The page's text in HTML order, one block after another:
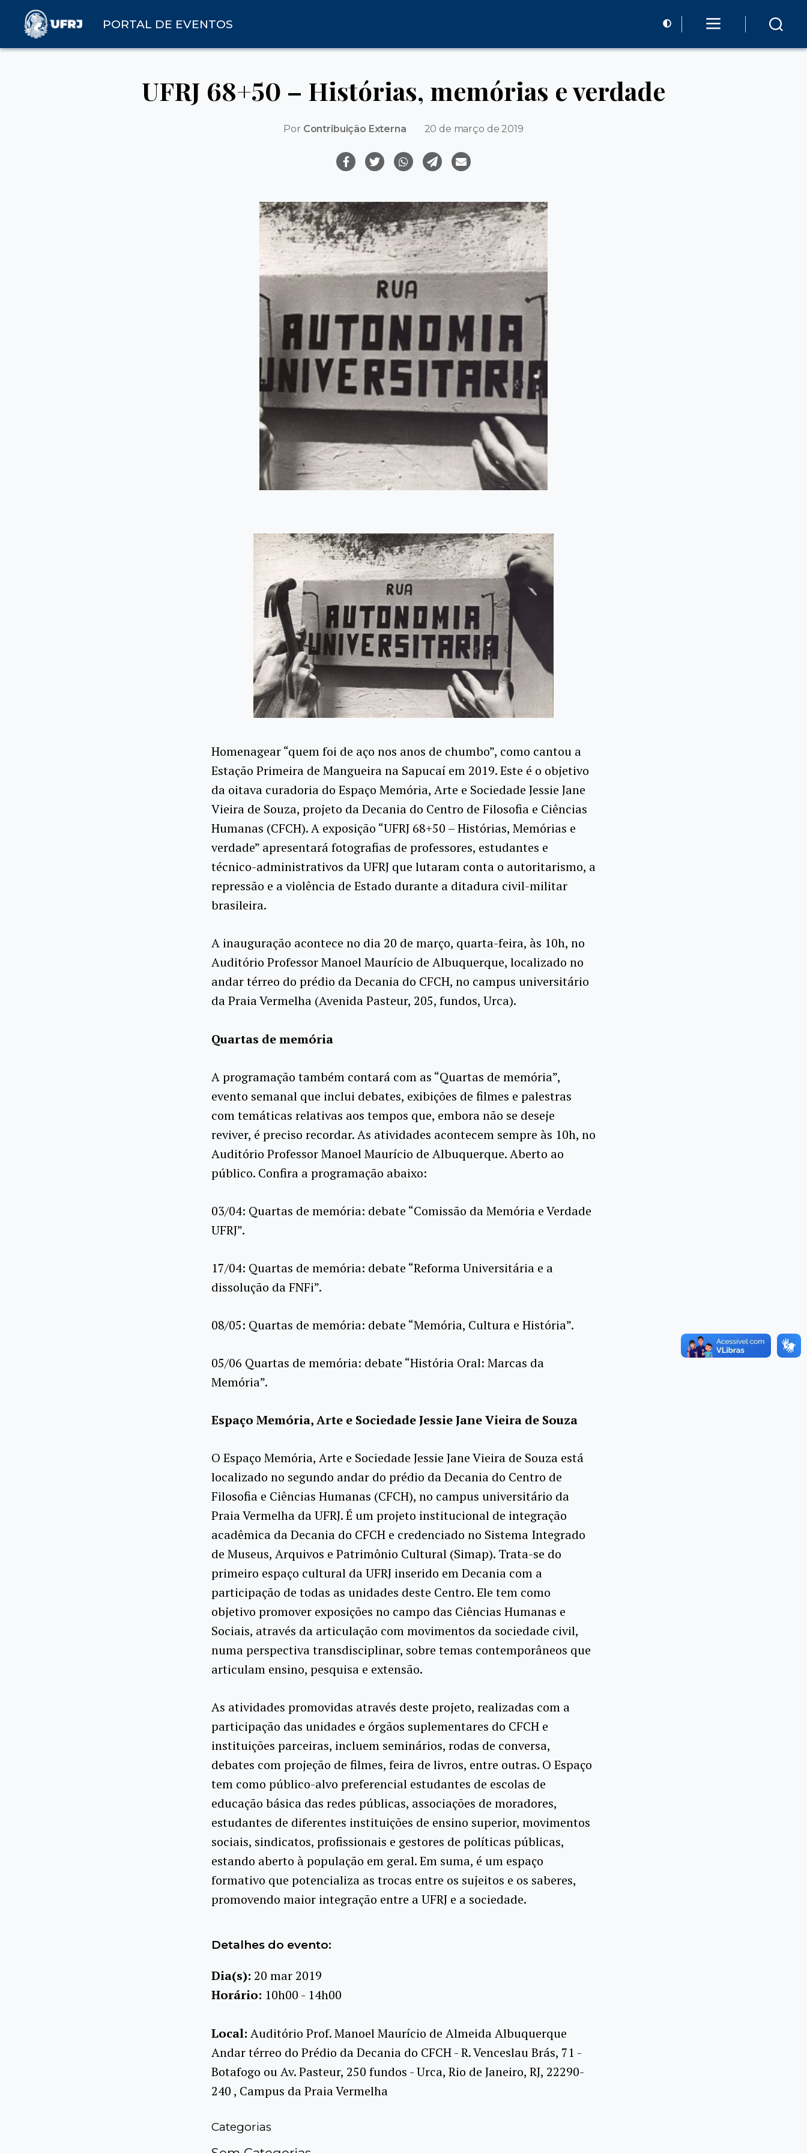
PORTAL DE EVENTOS
UFRJ 68+50 – Histórias, memórias e verdade
Por Contribuição Externa 20 de março de 2019
Homenagear “quem foi de aço nos anos de chumbo”, como cantou a
Estação Primeira de Mangueira na Sapucaí em 2019. Este é o objetivo
da oitava curadoria do Espaço Memória, Arte e Sociedade Jessie Jane
Vieira de Souza, projeto da Decania do Centro de Filosofia e Ciências
Humanas (CFCH). A exposição “UFRJ 68+50 – Histórias, Memórias e
verdade” apresentará fotografias de professores, estudantes e
técnico-administrativos da UFRJ que lutaram conta o autoritarismo, a
repressão e a violência de Estado durante a ditadura civil-militar
brasileira.
A inauguração acontece no dia 20 de março, quarta-feira, às 10h, no
Auditório Professor Manoel Maurício de Albuquerque, localizado no
andar térreo do prédio da Decania do CFCH, no campus universitário
da Praia Vermelha (Avenida Pasteur, 205, fundos, Urca).
Quartas de memória
A programação também contará com as “Quartas de memória”,
evento semanal que inclui debates, exibições de filmes e palestras
com temáticas relativas aos tempos que, embora não se deseje
reviver, é preciso recordar. As atividades acontecem sempre às 10h, no
Auditório Professor Manoel Maurício de Albuquerque. Aberto ao
público. Confira a programação abaixo:
03/04: Quartas de memória: debate “Comissão da Memória e Verdade
UFRJ”.
17/04: Quartas de memória: debate “Reforma Universitária e a
dissolução da FNFi”.
08/05: Quartas de memória: debate “Memória, Cultura e História”.
05/06 Quartas de memória: debate “História Oral: Marcas da
Memória”.
Espaço Memória, Arte e Sociedade Jessie Jane Vieira de Souza
O Espaço Memória, Arte e Sociedade Jessie Jane Vieira de Souza está
localizado no segundo andar do prédio da Decania do Centro de
Filosofia e Ciências Humanas (CFCH), no campus universitário da
Praia Vermelha da UFRJ. É um projeto institucional de integração
acadêmica da Decania do CFCH e credenciado no Sistema Integrado
de Museus, Arquivos e Patrimônio Cultural (Simap). Trata-se do
primeiro espaço cultural da UFRJ inserido em Decania com a
participação de todas as unidades deste Centro. Ele tem como
objetivo promover exposições no campo das Ciências Humanas e
Sociais, através da articulação com movimentos da sociedade civil,
numa perspectiva transdisciplinar, sobre temas contemporâneos que
articulam ensino, pesquisa e extensão.
As atividades promovidas através deste projeto, realizadas com a
participação das unidades e órgãos suplementares do CFCH e
instituições parceiras, incluem seminários, rodas de conversa,
debates com projeção de filmes, feira de livros, entre outras. O Espaço
tem como público-alvo preferencial estudantes de escolas de
educação básica das redes públicas, associações de moradores,
estudantes de diferentes instituições de ensino superior, movimentos
sociais, sindicatos, profissionais e gestores de políticas públicas,
estando aberto à população em geral. Em suma, é um espaço
formativo que potencializa as trocas entre os sujeitos e os saberes,
promovendo maior integração entre a UFRJ e a sociedade.
Detalhes do evento:
Dia(s): 20 mar 2019
Horário: 10h00 - 14h00
Local: Auditório Prof. Manoel Maurício de Almeida Albuquerque
Andar térreo do Prédio da Decania do CFCH - R. Venceslau Brás, 71 -
Botafogo ou Av. Pasteur, 250 fundos - Urca, Rio de Janeiro, RJ, 22290-
240 , Campus da Praia Vermelha
Categorias